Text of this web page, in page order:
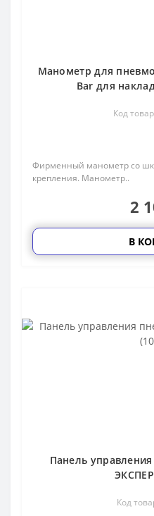
Манометр для
Bar для
Код
Фирменный манометр со
крепления. Манометр..
2
В
Панель
Код